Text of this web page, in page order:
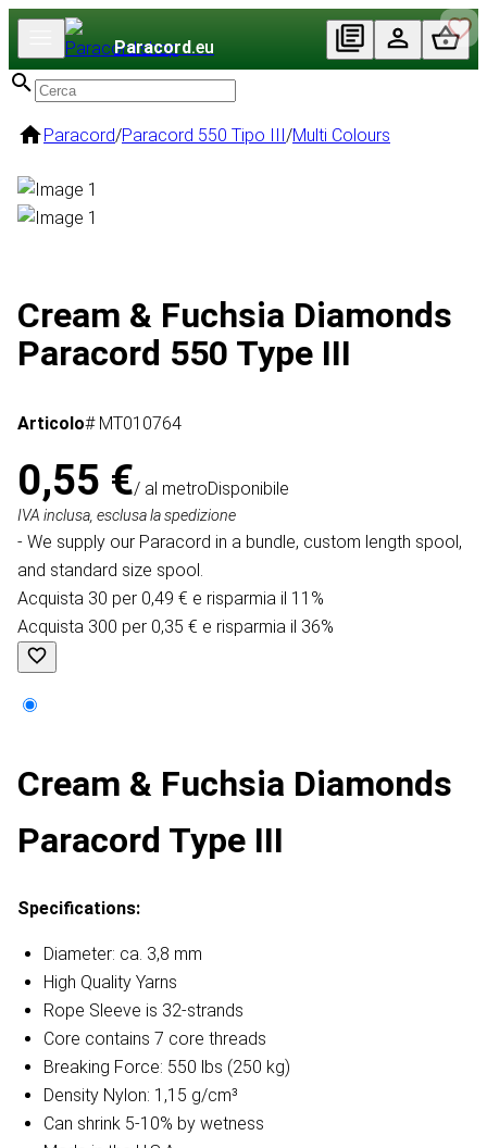
Paracord.eu
Paracord/Paracord 550 Tipo III/Multi Colours
Cream & Fuchsia Diamonds
Paracord 550 Type III
Articolo# MT010764
0,55 €/ al metroDisponibile
IVA inclusa, esclusa la spedizione
- We supply our Paracord in a bundle, custom length spool,
and standard size spool.
Acquista 30 per 0,49 € e risparmia il 11%
Acquista 300 per 0,35 € e risparmia il 36%
Cream & Fuchsia Diamonds
Paracord Type III
Specifications:
Diameter: ca. 3,8 mm
High Quality Yarns
Rope Sleeve is 32-strands
Core contains 7 core threads
Breaking Force: 550 lbs (250 kg)
Density Nylon: 1,15 g/cm³
Can shrink 5-10% by wetness